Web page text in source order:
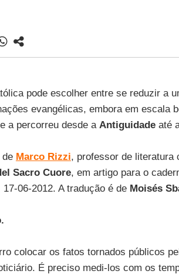
pode escolher entre se reduzir a
evangélicas, embora em escala
a percorreu desde a Antiguidade até
de Marco Rizzi, professor de literatura
Sacro Cuore, em artigo para o
17-06-2012. A tradução é de Moisés
colocar os fatos tornados públicos
É preciso medi-los com os